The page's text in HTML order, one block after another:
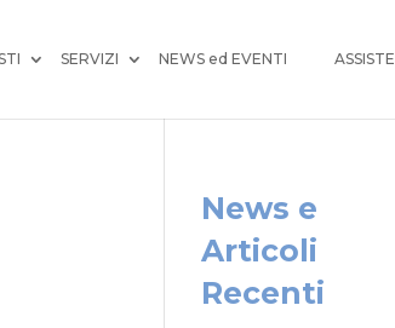
SERVIZI NEWS ed EVENTI
News e
Articoli
Recenti